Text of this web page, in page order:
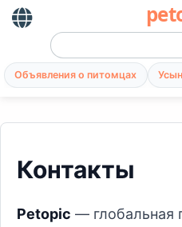
Объявления о питомцах
Контакты
Petopic — глобальная